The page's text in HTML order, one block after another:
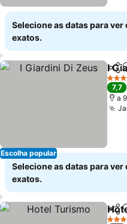
Selecione as datas para ver
exatos.
Escolha popular
I
4
7,7
a
Selecione as datas para ver
exatos.